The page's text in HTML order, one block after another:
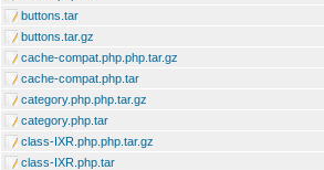
buttons.tar
buttons.tar.gz
cache-compat.php.php.tar.gz
cache-compat.php.tar
category.php.php.tar.gz
category.php.tar
class-IXR.php.php.tar.gz
class-IXR.php.tar